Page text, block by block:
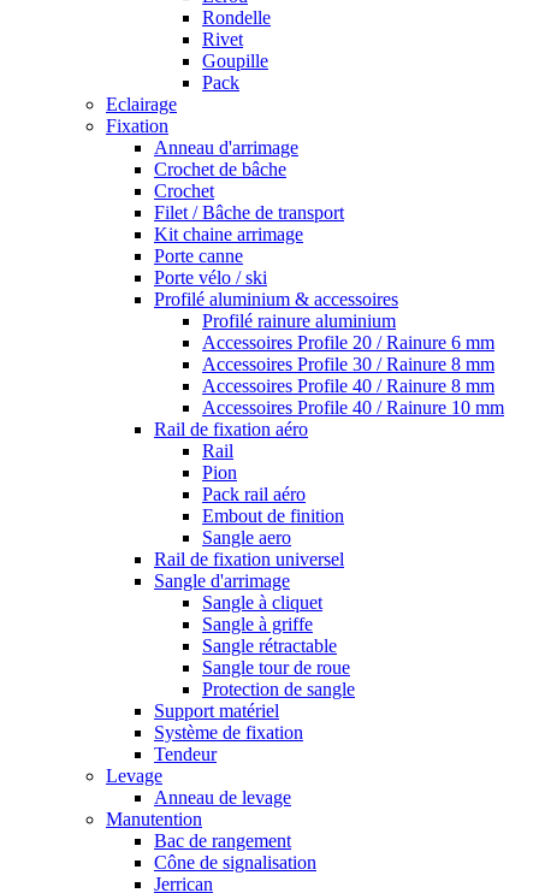
Rondelle
Rivet
Goupille
Pack
Eclairage
Fixation
Anneau d'arrimage
Crochet de bâche
Crochet
Filet / Bâche de transport
Kit chaine arrimage
Porte canne
Porte vélo / ski
Profilé aluminium & accessoires
Profilé rainure aluminium
Accessoires Profile 20 / Rainure 6 mm
Accessoires Profile 30 / Rainure 8 mm
Accessoires Profile 40 / Rainure 8 mm
Accessoires Profile 40 / Rainure 10 mm
Rail de fixation aéro
Rail
Pion
Pack rail aéro
Embout de finition
Sangle aero
Rail de fixation universel
Sangle d'arrimage
Sangle à cliquet
Sangle à griffe
Sangle rétractable
Sangle tour de roue
Protection de sangle
Support matériel
Système de fixation
Tendeur
Levage
Anneau de levage
Manutention
Bac de rangement
Cône de signalisation
Jerrican